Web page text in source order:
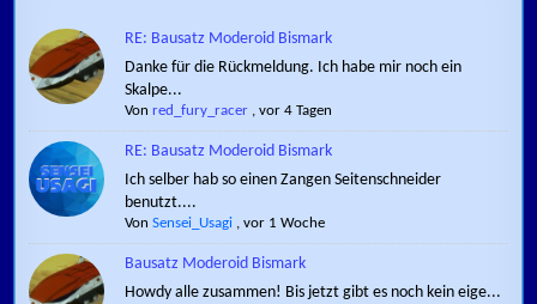
RE: Bausatz Moderoid Bismark
Danke für die Rückmeldung. Ich habe mir noch ein
Skalpe...
Vonred_fury_racer ,vor 4 Tagen
RE: Bausatz Moderoid Bismark
Ich selber hab so einen Zangen Seitenschneider
benutzt....
VonSensei_Usagi ,vor 1 Woche
Bausatz Moderoid Bismark
Howdy alle zusammen! Bis jetzt gibt es noch kein eige...